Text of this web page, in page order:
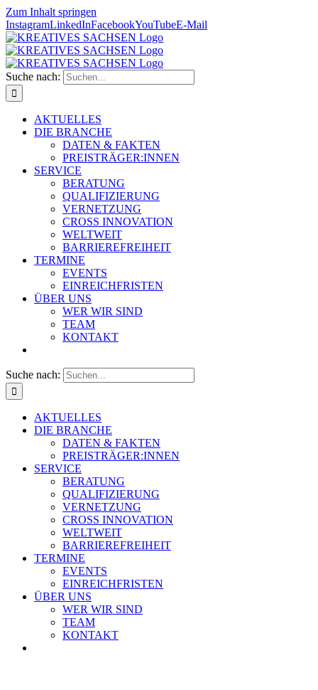
Zum Inhalt springen
InstagramLinkedInFacebookYouTubeE-Mail
Suche nach:
AKTUELLES
DIE BRANCHE
DATEN & FAKTEN
PREISTRÄGER:INNEN
SERVICE
BERATUNG
QUALIFIZIERUNG
VERNETZUNG
CROSS INNOVATION
WELTWEIT
BARRIEREFREIHEIT
TERMINE
EVENTS
EINREICHFRISTEN
ÜBER UNS
WER WIR SIND
TEAM
KONTAKT
Suche nach:
AKTUELLES
DIE BRANCHE
DATEN & FAKTEN
PREISTRÄGER:INNEN
SERVICE
BERATUNG
QUALIFIZIERUNG
VERNETZUNG
CROSS INNOVATION
WELTWEIT
BARRIEREFREIHEIT
TERMINE
EVENTS
EINREICHFRISTEN
ÜBER UNS
WER WIR SIND
TEAM
KONTAKT